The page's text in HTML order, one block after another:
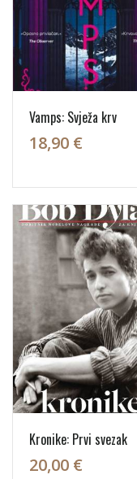
Vamps: Svježa krv
18,90 €
Kronike: Prvi svezak
20,00 €